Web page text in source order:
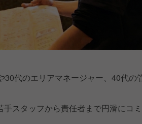
代のエリアマネージャー、40代の
スタッフから責任者まで円滑にコ